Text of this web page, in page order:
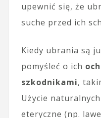
upewnić się, że
suche przed ich
Kiedy ubrania są
pomyśleć o ich
szkodnikami,
Użycie
eteryczne (np.